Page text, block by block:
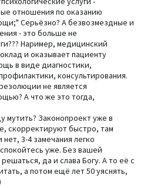
отношения по оказанию
Серьёзно? А безвозмездные и
- это больше не
Наример, медицинский
и оказывает пациенту
в виде диагностики,
консультирования.
не является
А что же это тогда,
мутить? Законопроект уже в
скорректируют быстро, там
3-4 замечания легко
уже. Без вашей
да и слава Богу. А то её с
а потом ещё лет 50 уяснять,